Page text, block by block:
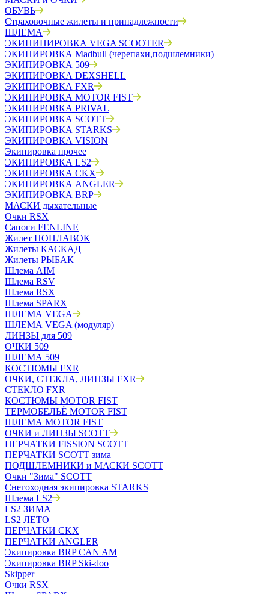
ОБУВЬ
Страховочные жилеты и принадлежности
ШЛЕМА
ЭКИПИПИРОВКА VEGA SCOOTER
ЭКИПИРОВКА Madbull (черепахи,подшлемники)
ЭКИПИРОВКА 509
ЭКИПИРОВКА DEXSHELL
ЭКИПИРОВКА FXR
ЭКИПИРОВКА MOTOR FIST
ЭКИПИРОВКА PRIVAL
ЭКИПИРОВКА SCOTT
ЭКИПИРОВКА STARKS
ЭКИПИРОВКА VISION
Экипировка прочее
ЭКИПИРОВКА LS2
ЭКИПИРОВКА CKX
ЭКИПИРОВКА ANGLER
ЭКИПИРОВКА BRP
МАСКИ дыхательные
Очки RSX
Сапоги FENLINE
Жилет ПОПЛАВОК
Жилеты КАСКАД
Жилеты РЫБАК
Шлема AIM
Шлема RSV
Шлема RSX
Шлема SPARX
ШЛЕМА VEGA
ШЛЕМА VEGA (модуляр)
ЛИНЗЫ для 509
ОЧКИ 509
ШЛЕМА 509
КОСТЮМЫ FXR
ОЧКИ, СТЕКЛА, ЛИНЗЫ FXR
СТЕКЛО FXR
КОСТЮМЫ MOTOR FIST
ТЕРМОБЕЛЬЁ MOTOR FIST
ШЛЕМА MOTOR FIST
ОЧКИ и ЛИНЗЫ SCOTT
ПЕРЧАТКИ FISSION SCOTT
ПЕРЧАТКИ SCOTT зима
ПОДШЛЕМНИКИ и МАСКИ SCOTT
Очки "Зима" SCOTT
Снегоходная экипировка STARKS
Шлема LS2
LS2 ЗИМА
LS2 ЛЕТО
ПЕРЧАТКИ CKX
ПЕРЧАТКИ ANGLER
Экипировка BRP CAN AM
Экипировка BRP Ski-doo
Skipper
Очки RSX